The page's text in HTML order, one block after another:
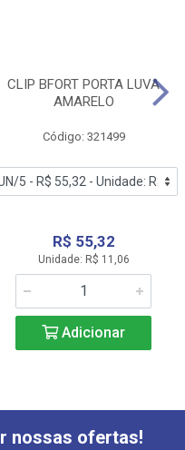
CLIP BFORT PORTA LUVA
AMARELO
Código: 321499
R$ 55,32
Unidade: R$ 11,06
Adicionar
nossas ofertas!